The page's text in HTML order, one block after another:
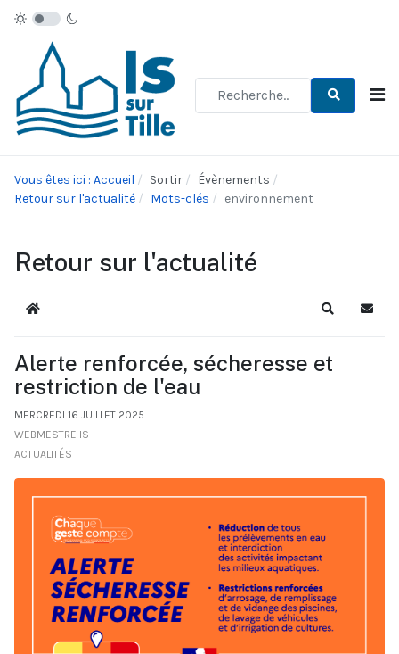
Vous êtes ici : Accueil Sortir
Évènements
Retour sur l'actualité
Mots-clés environnement
Retour sur l'actualité
Accueil Recherche
Alerte renforcée, sécheresse et
restriction de l'eau
MERCREDI 16 JUILLET 2025
WEBMESTRE IS
ACTUALITÉS